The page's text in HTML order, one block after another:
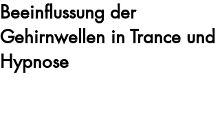
Beeinflussung der
Gehirnwellen in Trance und
Hypnose